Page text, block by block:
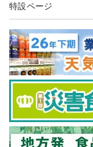
特設ページ